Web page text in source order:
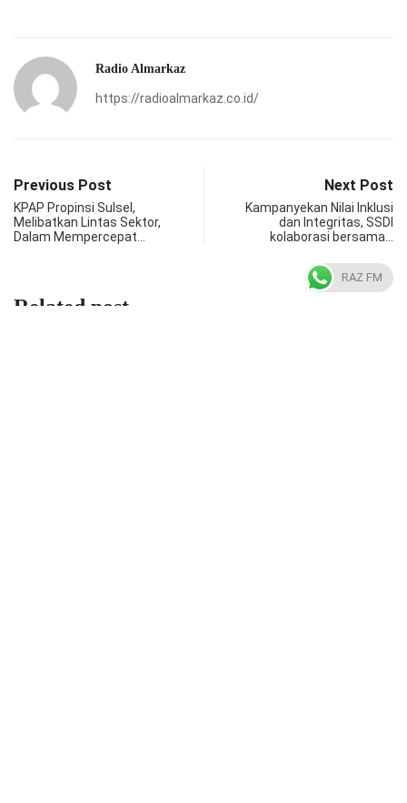
Radio Almarkaz
https://radioalmarkaz.co.id/
Previous Post
KPAP Propinsi Sulsel,
Melibatkan Lintas Sektor,
Dalam Mempercepat…
Next Post
Kampanyekan Nilai Inklusi
dan Integritas, SSDI
kolaborasi bersama…
Related post
RAZ FM